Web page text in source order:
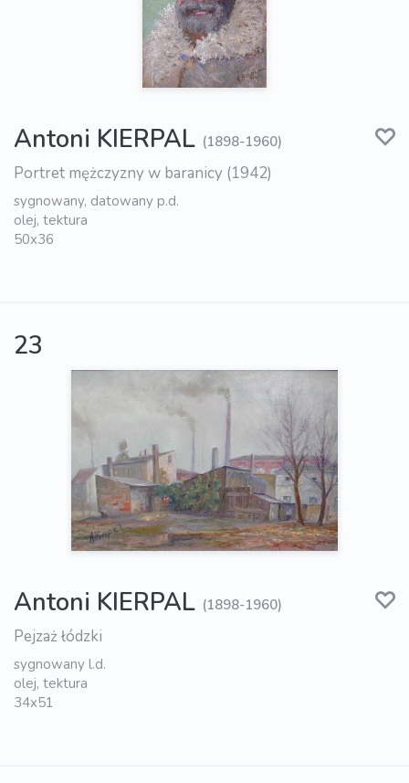
Antoni KIERPAL (1898-1960)
Portret mężczyzny w baranicy (1942)
sygnowany, datowany p.d.
olej, tektura
50x36
23
Antoni KIERPAL (1898-1960)
Pejzaż łódzki
sygnowany l.d.
olej, tektura
34x51